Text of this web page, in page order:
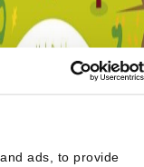
ads, to provide